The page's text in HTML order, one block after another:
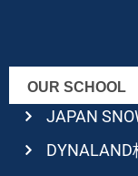
OUR SCHOOL
JAPAN
DYNALAND